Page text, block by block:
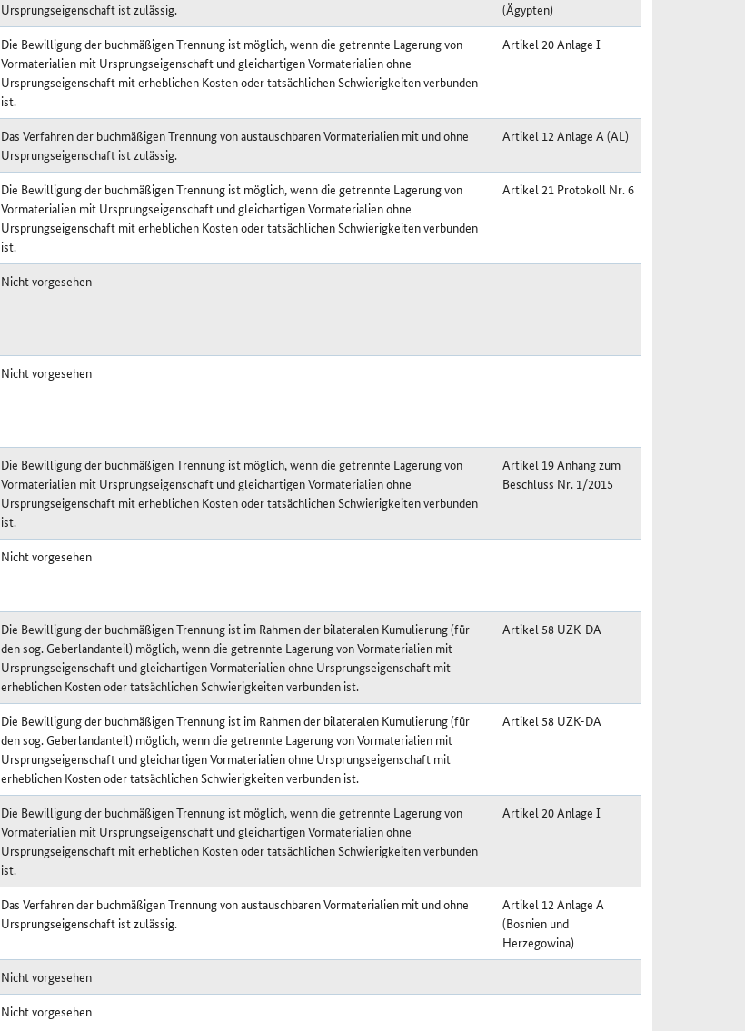
Ursprungseigenschaft ist zulässig.
(Ägypten)
Die Bewilligung der buchmäßigen Trennung ist möglich, wenn die getrennte Lagerung von
Vormaterialien mit Ursprungseigenschaft und gleichartigen Vormaterialien ohne
Ursprungseigenschaft mit erheblichen Kosten oder tatsächlichen Schwierigkeiten verbunden
ist.
Artikel 20 Anlage I
Das Verfahren der buchmäßigen Trennung von austauschbaren Vormaterialien mit und ohne
Ursprungseigenschaft ist zulässig.
Artikel 12 Anlage A (AL)
Die Bewilligung der buchmäßigen Trennung ist möglich, wenn die getrennte Lagerung von
Vormaterialien mit Ursprungseigenschaft und gleichartigen Vormaterialien ohne
Ursprungseigenschaft mit erheblichen Kosten oder tatsächlichen Schwierigkeiten verbunden
ist.
Artikel 21 Protokoll Nr. 6
Nicht vorgesehen
Nicht vorgesehen
Die Bewilligung der buchmäßigen Trennung ist möglich, wenn die getrennte Lagerung von
Vormaterialien mit Ursprungseigenschaft und gleichartigen Vormaterialien ohne
Ursprungseigenschaft mit erheblichen Kosten oder tatsächlichen Schwierigkeiten verbunden
ist.
Artikel 19 Anhang zum
Beschluss Nr. 1/2015
Nicht vorgesehen
Die Bewilligung der buchmäßigen Trennung ist im Rahmen der bilateralen Kumulierung (für
den sog. Geberlandanteil) möglich, wenn die getrennte Lagerung von Vormaterialien mit
Ursprungseigenschaft und gleichartigen Vormaterialien ohne Ursprungseigenschaft mit
erheblichen Kosten oder tatsächlichen Schwierigkeiten verbunden ist.
Artikel 58 UZK-DA
Die Bewilligung der buchmäßigen Trennung ist im Rahmen der bilateralen Kumulierung (für
den sog. Geberlandanteil) möglich, wenn die getrennte Lagerung von Vormaterialien mit
Ursprungseigenschaft und gleichartigen Vormaterialien ohne Ursprungseigenschaft mit
erheblichen Kosten oder tatsächlichen Schwierigkeiten verbunden ist.
Artikel 58 UZK-DA
Die Bewilligung der buchmäßigen Trennung ist möglich, wenn die getrennte Lagerung von
Vormaterialien mit Ursprungseigenschaft und gleichartigen Vormaterialien ohne
Ursprungseigenschaft mit erheblichen Kosten oder tatsächlichen Schwierigkeiten verbunden
ist.
Artikel 20 Anlage I
Das Verfahren der buchmäßigen Trennung von austauschbaren Vormaterialien mit und ohne
Ursprungseigenschaft ist zulässig.
Artikel 12 Anlage A
(Bosnien und
Herzegowina)
Nicht vorgesehen
Nicht vorgesehen